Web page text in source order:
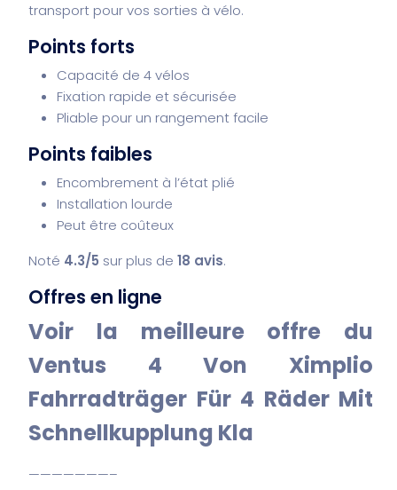
transport pour vos sorties à vélo.
Points forts
Capacité de 4 vélos
Fixation rapide et sécurisée
Pliable pour un rangement facile
Points faibles
Encombrement à l’état plié
Installation lourde
Peut être coûteux
Noté 4.3/5 sur plus de 18 avis.
Offres en ligne
Voir la meilleure offre du
Ventus 4 Von Ximplio
Fahrradträger Für 4 Räder Mit
Schnellkupplung Kla
———————–